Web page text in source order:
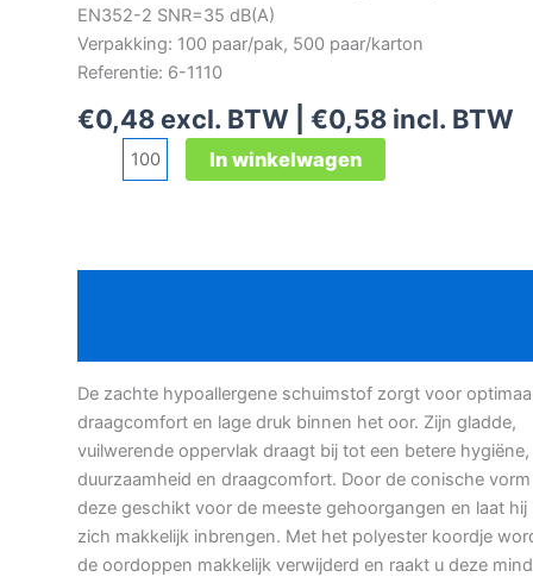
EN352-2 SNR=35 dB(A)
Verpakking: 100 paar/pak, 500 paar/karton
Referentie: 6-1110
€0,48 excl. BTW | €0,58 incl. BTW
koordje
In winkelwagen
De zachte hypoallergene schuimstof zorgt voor
draagcomfort en lage druk binnen het oor. Zijn gladde,
vuilwerende oppervlak draagt bij tot een betere hygiëne,
duurzaamheid en draagcomfort. Door de conische
deze geschikt voor de meeste gehoorgangen en laat hij
zich makkelijk inbrengen. Met het polyester koordje
de oordoppen makkelijk verwijderd en raakt u deze